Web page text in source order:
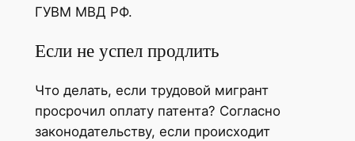
ГУВМ МВД РФ.
Если не успел продлить
Что делать, если трудовой мигрант
просрочил оплату патента? Согласно
законодательству, если происходит